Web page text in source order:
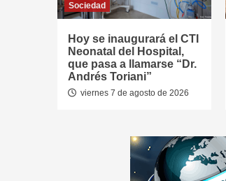
Sociedad
Hoy se inaugurará el CTI
Neonatal del Hospital,
que pasa a llamarse “Dr.
Andrés Toriani”
viernes 7 de agosto de 2026